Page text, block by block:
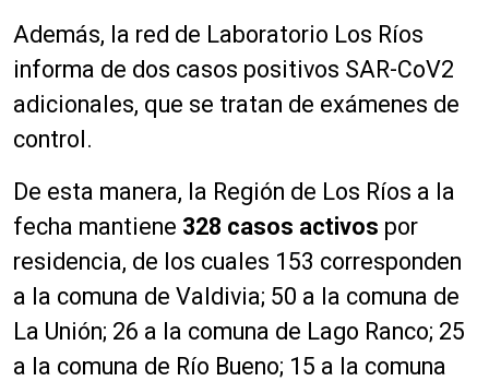
Además, la red de Laboratorio Los Ríos
informa de dos casos positivos SAR-CoV2
adicionales, que se tratan de exámenes de
control.
De esta manera, la Región de Los Ríos a la
fecha mantiene 328 casos activos por
residencia, de los cuales 153 corresponden
a la comuna de Valdivia; 50 a la comuna de
La Unión; 26 a la comuna de Lago Ranco; 25
a la comuna de Río Bueno; 15 a la comuna